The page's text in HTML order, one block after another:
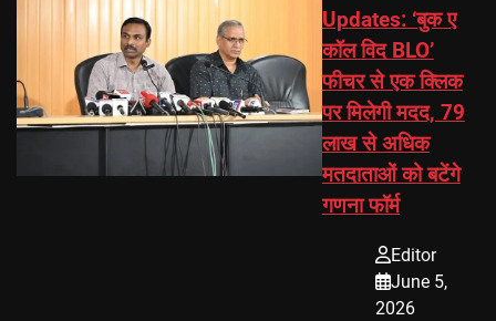
Updates: ‘बुक ए
कॉल विद BLO’
फीचर से एक क्लिक
पर मिलेगी मदद, 79
लाख से अधिक
मतदाताओं को बटेंगे
गणना फॉर्म
Editor
June 5,
2026